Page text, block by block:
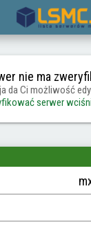
nie ma
da Ci możliwość
serwer